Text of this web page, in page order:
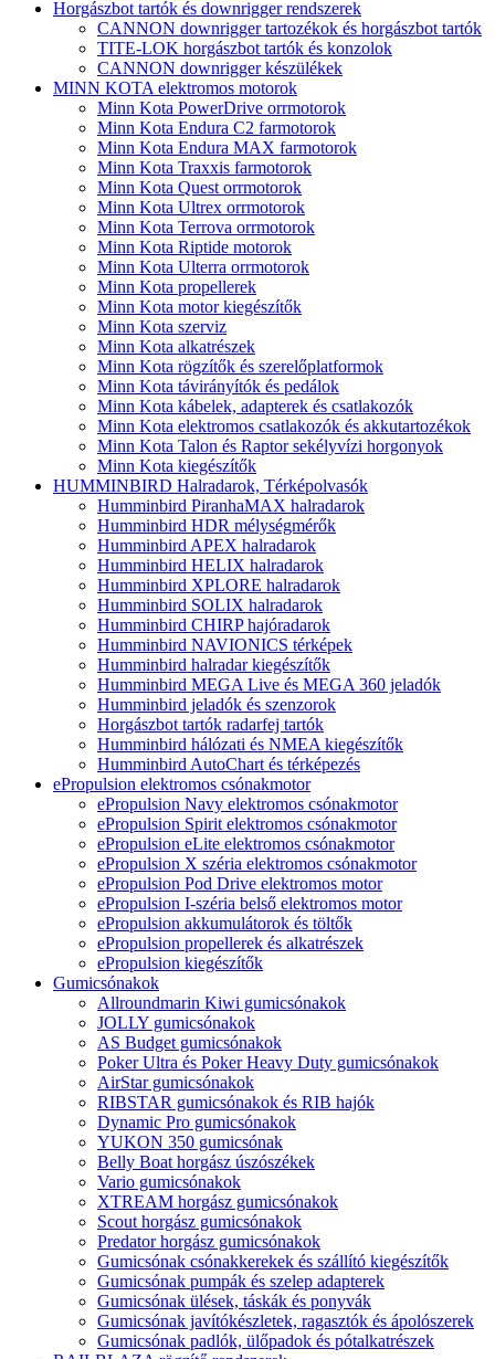
Horgászbot tartók és downrigger rendszerek
CANNON downrigger tartozékok és horgászbot tartók
TITE-LOK horgászbot tartók és konzolok
CANNON downrigger készülékek
MINN KOTA elektromos motorok
Minn Kota PowerDrive orrmotorok
Minn Kota Endura C2 farmotorok
Minn Kota Endura MAX farmotorok
Minn Kota Traxxis farmotorok
Minn Kota Quest orrmotorok
Minn Kota Ultrex orrmotorok
Minn Kota Terrova orrmotorok
Minn Kota Riptide motorok
Minn Kota Ulterra orrmotorok
Minn Kota propellerek
Minn Kota motor kiegészítők
Minn Kota szerviz
Minn Kota alkatrészek
Minn Kota rögzítők és szerelőplatformok
Minn Kota távirányítók és pedálok
Minn Kota kábelek, adapterek és csatlakozók
Minn Kota elektromos csatlakozók és akkutartozékok
Minn Kota Talon és Raptor sekélyvízi horgonyok
Minn Kota kiegészítők
HUMMINBIRD Halradarok, Térképolvasók
Humminbird PiranhaMAX halradarok
Humminbird HDR mélységmérők
Humminbird APEX halradarok
Humminbird HELIX halradarok
Humminbird XPLORE halradarok
Humminbird SOLIX halradarok
Humminbird CHIRP hajóradarok
Humminbird NAVIONICS térképek
Humminbird halradar kiegészítők
Humminbird MEGA Live és MEGA 360 jeladók
Humminbird jeladók és szenzorok
Horgászbot tartók radarfej tartók
Humminbird hálózati és NMEA kiegészítők
Humminbird AutoChart és térképezés
ePropulsion elektromos csónakmotor
ePropulsion Navy elektromos csónakmotor
ePropulsion Spirit elektromos csónakmotor
ePropulsion eLite elektromos csónakmotor
ePropulsion X széria elektromos csónakmotor
ePropulsion Pod Drive elektromos motor
ePropulsion I-széria belső elektromos motor
ePropulsion akkumulátorok és töltők
ePropulsion propellerek és alkatrészek
ePropulsion kiegészítők
Gumicsónakok
Allroundmarin Kiwi gumicsónakok
JOLLY gumicsónakok
AS Budget gumicsónakok
Poker Ultra és Poker Heavy Duty gumicsónakok
AirStar gumicsónakok
RIBSTAR gumicsónakok és RIB hajók
Dynamic Pro gumicsónakok
YUKON 350 gumicsónak
Belly Boat horgász úszószékek
Vario gumicsónakok
XTREAM horgász gumicsónakok
Scout horgász gumicsónakok
Predator horgász gumicsónakok
Gumicsónak csónakkerekek és szállító kiegészítők
Gumicsónak pumpák és szelep adapterek
Gumicsónak ülések, táskák és ponyvák
Gumicsónak javítókészletek, ragasztók és ápolószerek
Gumicsónak padlók, ülőpadok és pótalkatrészek